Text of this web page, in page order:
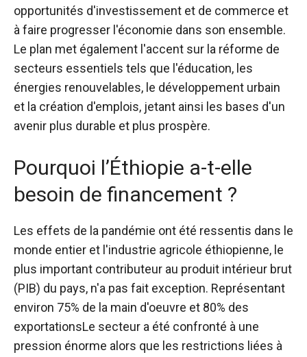
opportunités d'investissement et de commerce et
à faire progresser l'économie dans son ensemble.
Le plan met également l'accent sur la réforme de
secteurs essentiels tels que l'éducation, les
énergies renouvelables, le développement urbain
et la création d'emplois, jetant ainsi les bases d'un
avenir plus durable et plus prospère.
Pourquoi l’Éthiopie a-t-elle
besoin de financement ?
Les effets de la pandémie ont été ressentis dans le
monde entier et l'industrie agricole éthiopienne, le
plus important contributeur au produit intérieur brut
(PIB) du pays, n'a pas fait exception. Représentant
environ 75% de la main d'oeuvre et 80% des
exportationsLe secteur a été confronté à une
pression énorme alors que les restrictions liées à